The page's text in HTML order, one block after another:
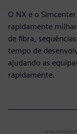
O NX e o
rapidamente
de fibra,
tempo de
ajudando as
rapidamente.